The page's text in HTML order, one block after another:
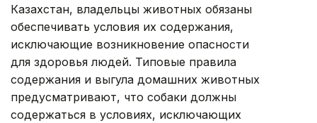
Казахстан, владельцы животных обязаны
обеспечивать условия их содержания,
исключающие возникновение опасности
для здоровья людей. Типовые правила
содержания и выгула домашних животных
предусматривают, что собаки должны
содержаться в условиях, исключающих